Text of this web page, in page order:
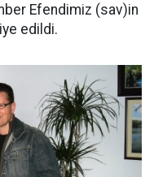
Efendimiz (sav)in
edildi.